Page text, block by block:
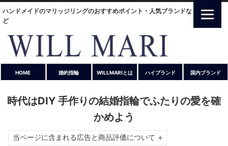
ハンドメイドのマリッジリングのおすすめポイント・人気ブランドな
ど
HOME 婚約指輪 WILLMARIとは ハイブランド 国内ブランド
時代はDIY 手作りの結婚指輪でふたりの愛を確
かめよう
当ページに含まれる広告と商品評価について